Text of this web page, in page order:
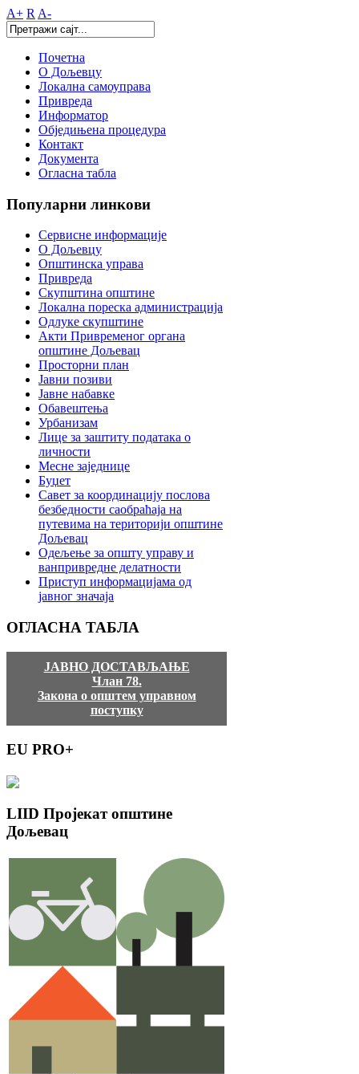
A+ R A-
Почетна
О Дољевцу
Локална самоуправа
Привреда
Информатор
Обједињена процедура
Контакт
Документа
Огласна табла
Популарни линкови
Сервисне информације
О Дољевцу
Општинска управа
Привреда
Скупштина општине
Локална пореска администрација
Одлуке скупштине
Акти Привременог органа
општине Дољевац
Просторни план
Јавни позиви
Јавне набавке
Обавештења
Урбанизам
Лице за заштиту података о
личности
Месне заједнице
Буџет
Савет за координацију послова
безбедности саобраћаја на
путевима на територији општине
Дољевац
Одељење за општу управу и
ванпривредне делатности
Приступ информацијама од
јавног значаја
ОГЛАСНА ТАБЛА
ЈАВНО ДОСТАВЉАЊЕ
Члан 78.
Закона о општем управном
поступку
EU PRO+
LIID Пројекат општине
Дољевац